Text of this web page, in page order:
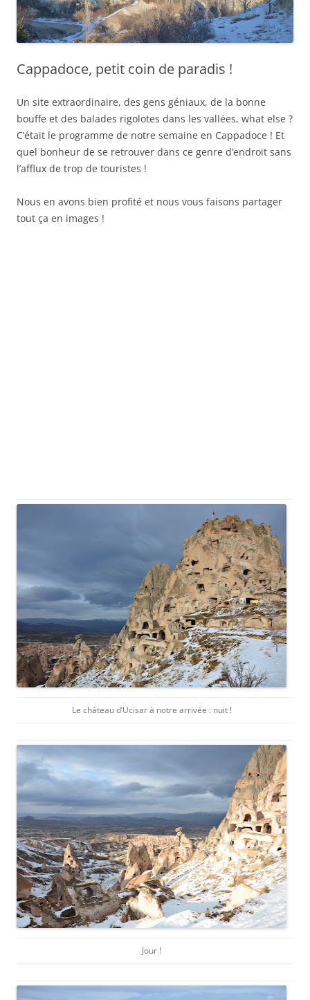
Cappadoce, petit coin de paradis !
Un site extraordinaire, des gens géniaux, de la bonne
bouffe et des balades rigolotes dans les vallées, what else ?
C’était le programme de notre semaine en Cappadoce ! Et
quel bonheur de se retrouver dans ce genre d’endroit sans
l’afflux de trop de touristes !
Nous en avons bien profité et nous vous faisons partager
tout ça en images !
Le château d’Ucisar à notre arrivée : nuit !
Jour !